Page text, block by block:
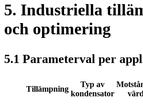
5. Industriella
och optimering
5.1 Parameterval per
Tillämpning
Typ av
kondensator